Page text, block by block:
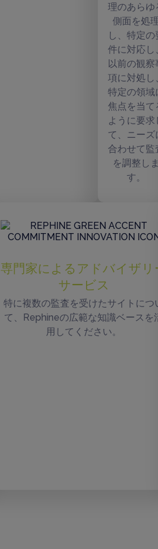
理のあらゆ
側面を処
し、特定の
件に対応し
以前の観察
項に対処し
特定の領域
焦点を当て
ように要求
て、ニーズ
合わせて監
を調整し
す。
専門家によるアドバイザリ
サービス
特に複数の監査を受けたサイトにつ
て、Rephineの広範な知識ベースを
用してください。